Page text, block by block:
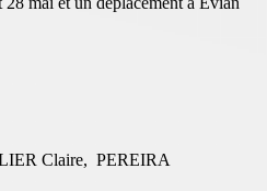
Claire, PEREIRA